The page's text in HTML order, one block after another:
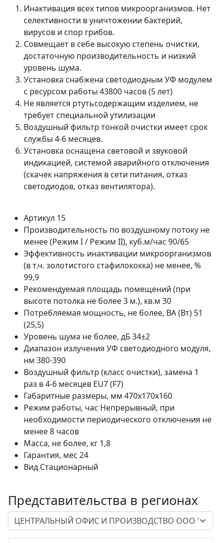
Инактивация всех типов микроорганизмов. Нет
селективности в уничтожении бактерий,
вирусов и спор грибов.
Совмещает в себе высокую степень очистки,
достаточную производительность и низкий
уровень шума.
Установка снабжена светодиодным УФ модулем
с ресурсом работы 43800 часов (5 лет)
Не является ртутьсодержащим изделием, не
требует специальной утилизации
Воздушный фильтр тонкой очистки имеет срок
службы 4-6 месяцев.
Установка оснащена световой и звуковой
индикацией, системой аварийного отключения
(скачек напряжения в сети питания, отказ
светодиодов, отказ вентилятора).
Артикул 15
Производительность по воздушному потоку не
менее (Режим I / Режим II), куб.м/час 90/65
Эффективность инактивации микроорганизмов
(в т.ч. золотистого стафилококка) не менее, %
99,9
Рекомендуемая площадь помещений (при
высоте потолка не более 3 м.), кв.м 30
Потребляемая мощность, не более, ВА (Вт) 51
(25,5)
Уровень шума не более, дБ 34±2
Диапазон излучения УФ светодиодного модуля,
нм 380-390
Воздушный фильтр (класс очистки), замена 1
раз в 4-6 месяцев EU7 (F7)
Габаритные размеры, мм 470х170х160
Режим работы, час Непрерывный, при
необходимости периодического отключения не
менее 8 часов
Масса, не более, кг 1,8
Гарантия, мес 24
Вид Стационарный
Представительства в регионах